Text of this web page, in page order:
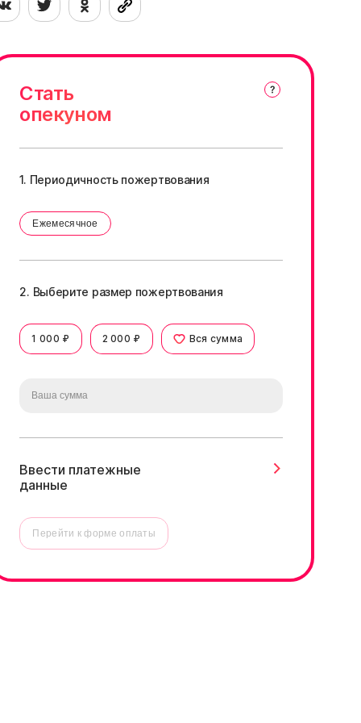
его.
Стать
опекуном
1. Периодичность пожертвования
Ежемесячное
2. Выберите размер пожертвования
1 000 ₽ 2 000 ₽ Вся сумма
Ввести платежные
данные
Перейти к форме оплаты